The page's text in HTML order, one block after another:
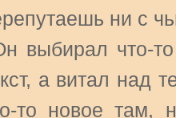
ни с
выбирал что-
а витал над
то новое там,